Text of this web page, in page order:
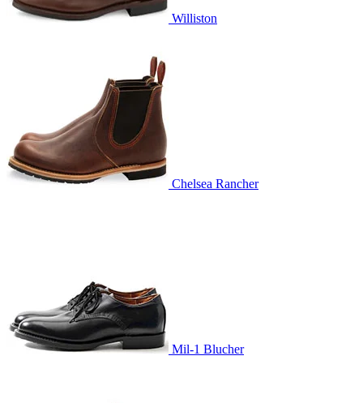
Williston
Chelsea Rancher
Mil-1 Blucher